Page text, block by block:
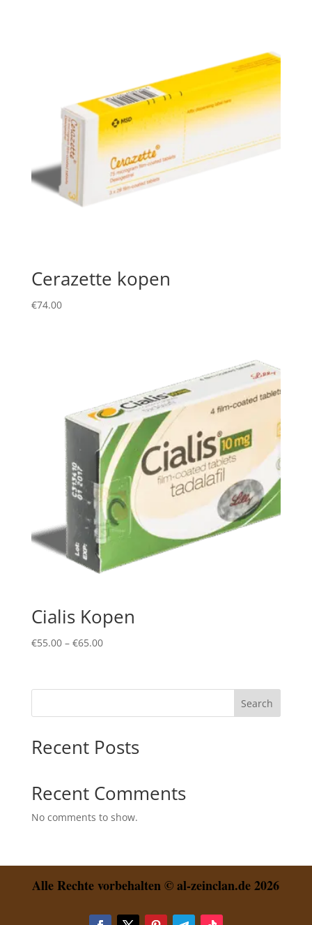
Cerazette kopen
€74.00
Cialis Kopen
€55.00 – €65.00Price
through
Search
Recent Posts
Recent Comments
No comments to show.
Alle Rechte vorbehalten © al-zeinclan.de 2026